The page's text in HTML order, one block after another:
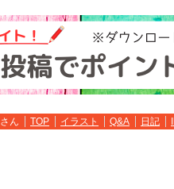
さん TOP イラスト Q&A 日記